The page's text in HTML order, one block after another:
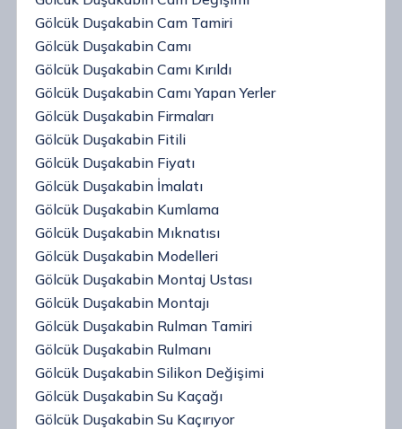
Gölcük Duşakabin Cam Tamiri
Gölcük Duşakabin Camı
Gölcük Duşakabin Camı Kırıldı
Gölcük Duşakabin Camı Yapan Yerler
Gölcük Duşakabin Firmaları
Gölcük Duşakabin Fitili
Gölcük Duşakabin Fiyatı
Gölcük Duşakabin İmalatı
Gölcük Duşakabin Kumlama
Gölcük Duşakabin Mıknatısı
Gölcük Duşakabin Modelleri
Gölcük Duşakabin Montaj Ustası
Gölcük Duşakabin Montajı
Gölcük Duşakabin Rulman Tamiri
Gölcük Duşakabin Rulmanı
Gölcük Duşakabin Silikon Değişimi
Gölcük Duşakabin Su Kaçağı
Gölcük Duşakabin Su Kaçırıyor